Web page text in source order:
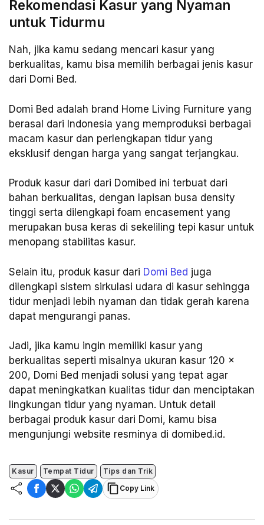
Rekomendasi Kasur yang Nyaman
untuk Tidurmu
Nah, jika kamu sedang mencari kasur yang
berkualitas, kamu bisa memilih berbagai jenis kasur
dari Domi Bed.
Domi Bed adalah brand Home Living Furniture yang
berasal dari Indonesia yang memproduksi berbagai
macam kasur dan perlengkapan tidur yang
eksklusif dengan harga yang sangat terjangkau.
Produk kasur dari dari Domibed ini terbuat dari
bahan berkualitas, dengan lapisan busa density
tinggi serta dilengkapi foam encasement yang
merupakan busa keras di sekeliling tepi kasur untuk
menopang stabilitas kasur.
Selain itu, produk kasur dari Domi Bed juga
dilengkapi sistem sirkulasi udara di kasur sehingga
tidur menjadi lebih nyaman dan tidak gerah karena
dapat mengurangi panas.
Jadi, jika kamu ingin memiliki kasur yang
berkualitas seperti misalnya ukuran kasur 120 x
200, Domi Bed menjadi solusi yang tepat agar
dapat meningkatkan kualitas tidur dan menciptakan
lingkungan tidur yang nyaman. Untuk detail
berbagai produk kasur dari Domi, kamu bisa
mengunjungi website resminya di domibed.id.
Kasur Tempat Tidur
Tips dan Trik
Copy Link